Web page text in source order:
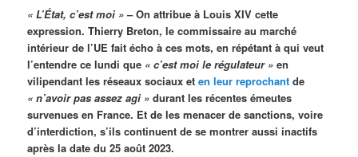
« L’État, c’est moi »– On attribue à Louis XIV cette
expression. Thierry Breton, le commissaire au marché
intérieur de l’UE fait écho à ces mots, en répétant à qui veut
l’entendre ce lundi que « c’est moi le régulateur » en
vilipendant les réseaux sociaux eten leur reprochant de
« n’avoir pas assez agi » durant les récentes émeutes
survenues en France. Et de les menacer de sanctions, voire
d’interdiction, s’ils continuent de se montrer aussi inactifs
après la date du 25 août 2023.